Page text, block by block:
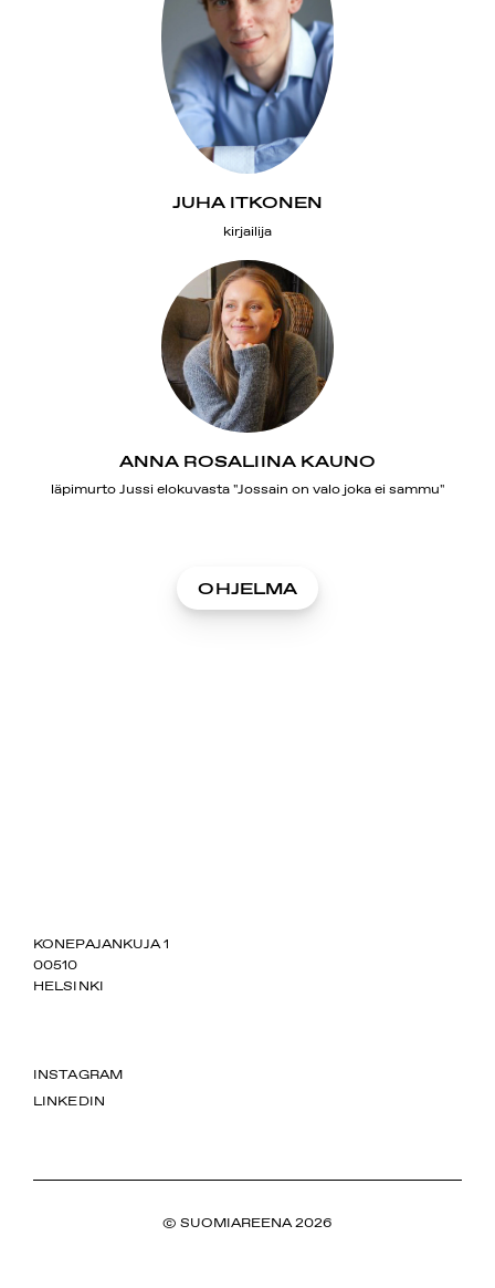
JUHA ITKONEN
kirjailija
ANNA ROSALIINA KAUNO
läpimurto Jussi elokuvasta "Jossain on valo joka ei sammu"
OHJELMA
SUOMIAREENA
KONEPAJANKUJA 1
00510
HELSINKI
INSTAGRAM
LINKEDIN
© SUOMIAREENA 2026